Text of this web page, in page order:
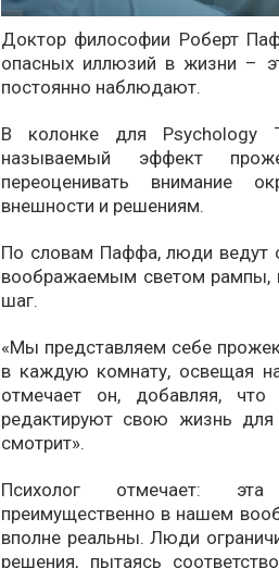
Доктор философии Роберт
опасных иллюзий в жизни –
постоянно наблюдают.
В колонке для Psychology
называемый эффект
переоценивать внимание
внешности и решениям.
По словам Паффа, люди ведут
воображаемым светом рампы,
шаг.
«Мы представляем себе
в каждую комнату, освещая
отмечает он, добавляя, что
редактируют свою жизнь
смотрит».
Психолог отмечает: эта
преимущественно в нашем
вполне реальны. Люди
решения, пытаясь